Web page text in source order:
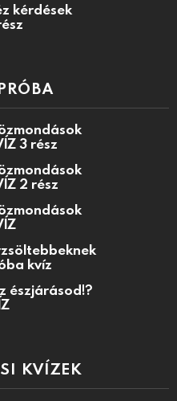
kérdések
3 rész
2 rész
kvíz
észjárásod!?
KVÍZEK